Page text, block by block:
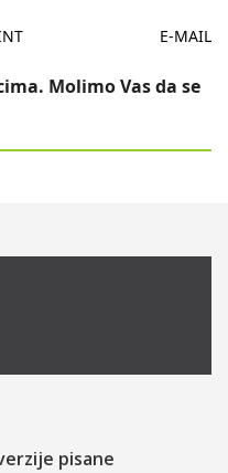
E-MAIL
Molimo Vas da se
pisane